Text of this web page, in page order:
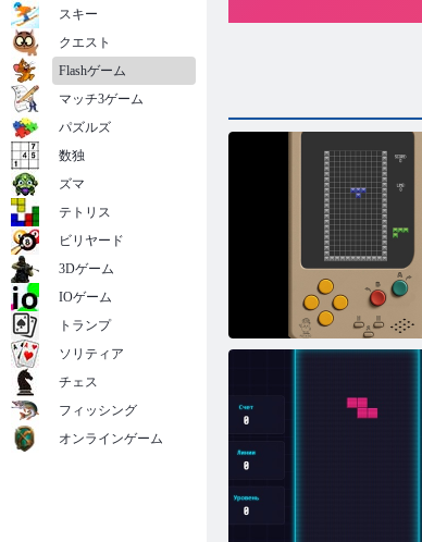
スキー
クエスト
Flashゲーム
マッチ3ゲーム
パズルズ
数独
ズマ
テトリス
ビリヤード
3Dゲーム
IOゲーム
トランプ
ソリティア
チェス
フィッシング
オンラインゲーム